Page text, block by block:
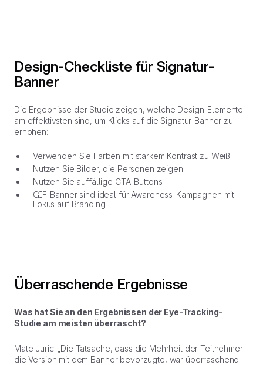
Design-Checkliste für Signatur-
Banner
Die Ergebnisse der Studie zeigen, welche Design-Elemente
am effektivsten sind, um Klicks auf die Signatur-Banner zu
erhöhen:
Verwenden Sie Farben mit starkem Kontrast zu Weiß.
Nutzen Sie Bilder, die Personen zeigen
Nutzen Sie auffällige CTA-Buttons.
GIF-Banner sind ideal für Awareness-Kampagnen mit
Fokus auf Branding.
Überraschende Ergebnisse
Was hat Sie an den Ergebnissen der Eye-Tracking-
Studie am meisten überrascht?
Mate Juric: „Die Tatsache, dass die Mehrheit der Teilnehmer
die Version mit dem Banner bevorzugte, war überraschend